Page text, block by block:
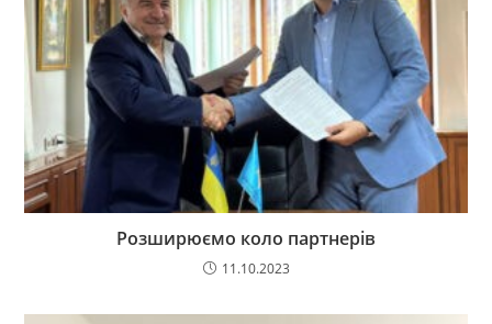
Розширюємо коло партнерів
11.10.2023